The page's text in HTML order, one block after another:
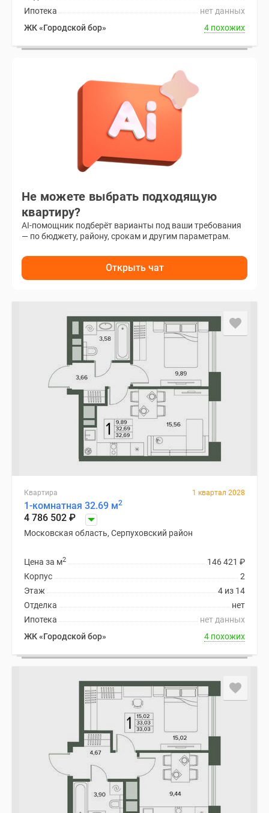
нет данных
Ипотека
ЖК «Городской бор»
4 похожих
Не можете выбрать подходящую
квартиру?
AI-помощник подберёт варианты под ваши требования
— по бюджету, району, срокам и другим параметрам.
Открыть чат
Квартира 1 квартал 2028
1-комнатная 32.69 м2
4 786 502 ₽
Московская область, Серпуховский район
146 421 ₽
Цена за м2
2
Корпус
4 из 14
Этаж
нет
Отделка
нет данных
Ипотека
ЖК «Городской бор»
4 похожих